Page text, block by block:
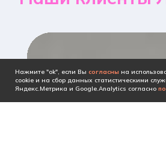
Нажмите "ok", если Вы согласны на
cookie и на сбор данных статистическими
Яндекс.Метрика и Google.Analytics согласно